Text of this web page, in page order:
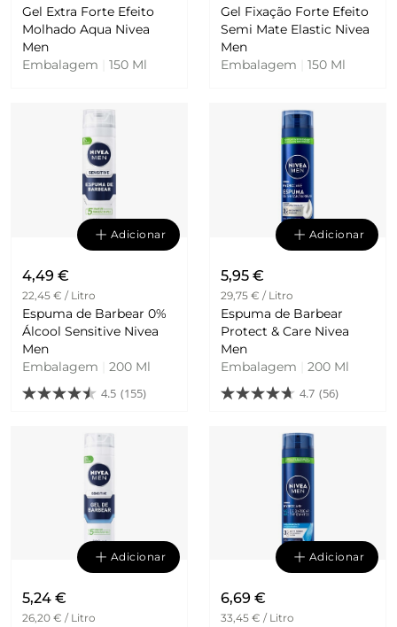
Gel Extra Forte Efeito
Molhado Aqua Nivea
Men
Embalagem
150 Ml
Gel Fixação Forte Efeito
Semi Mate Elastic Nivea
Men
Embalagem
150 Ml
Adicionar
4,49 €
22,45 € / Litro
Espuma de Barbear 0%
Álcool Sensitive Nivea
Men
Embalagem
200 Ml
4.5 (155)
Adicionar
5,95 €
29,75 € / Litro
Espuma de Barbear
Protect & Care Nivea
Men
Embalagem
200 Ml
4.7 (56)
Adicionar
5,24 €
26,20 € / Litro
Adicionar
6,69 €
33,45 € / Litro